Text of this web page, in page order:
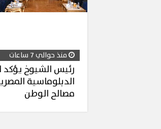
منذ حوالي 7 ساعات
رئيس الشيوخ يؤكد
الدبلوماسية
مصالح الوطن